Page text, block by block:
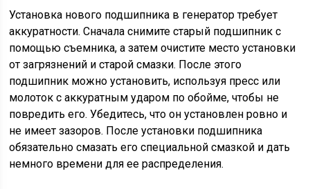
Установка нового подшипника в генератор требует
аккуратности. Сначала снимите старый подшипник с
помощью съемника, а затем очистите место установки
от загрязнений и старой смазки. После этого
подшипник можно установить, используя пресс или
молоток с аккуратным ударом по обойме, чтобы не
повредить его. Убедитесь, что он установлен ровно и
не имеет зазоров. После установки подшипника
обязательно смазать его специальной смазкой и дать
немного времени для ее распределения.